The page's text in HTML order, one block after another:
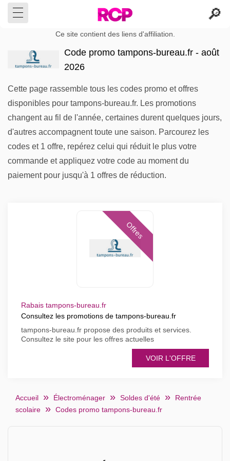
Ce site contient des liens d'affiliation.
Code promo tampons-bureau.fr - août
2026
Cette page rassemble tous les codes promo et offres
disponibles pour tampons-bureau.fr. Les promotions
changent au fil de l'année, certaines durent quelques jours,
d'autres accompagnent toute une saison. Parcourez les
codes et 1 offre, repérez celui qui réduit le plus votre
commande et appliquez votre code au moment du
paiement pour jusqu'à 1 offres de réduction.
Offres
Rabais tampons-bureau.fr
Consultez les promotions de tampons-bureau.fr
tampons-bureau.fr propose des produits et services.
Consultez le site pour les offres actuelles
VOIR L'OFFRE
Accueil Électroménager Soldes d'été
Rentrée
scolaire
Codes promo tampons-bureau.fr